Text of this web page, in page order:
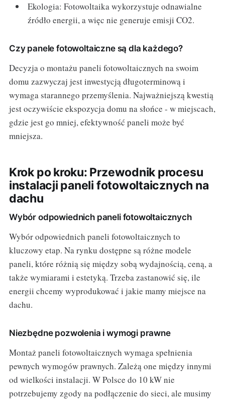
Ekologia: Fotowoltaika wykorzystuje odnawialne
źródło energii, a więc nie generuje emisji CO2.
Czy panele fotowoltaiczne są dla każdego?
Decyzja o montażu paneli fotowoltaicznych na swoim
domu zazwyczaj jest inwestycją długoterminową i
wymaga starannego przemyślenia. Najważniejszą kwestią
jest oczywiście ekspozycja domu na słońce - w miejscach,
gdzie jest go mniej, efektywność paneli może być
mniejsza.
Krok po kroku: Przewodnik procesu
instalacji paneli fotowoltaicznych na
dachu
Wybór odpowiednich paneli fotowoltaicznych
Wybór odpowiednich paneli fotowoltaicznych to
kluczowy etap. Na rynku dostępne są różne modele
paneli, które różnią się między sobą wydajnością, ceną, a
także wymiarami i estetyką. Trzeba zastanowić się, ile
energii chcemy wyprodukować i jakie mamy miejsce na
dachu.
Niezbędne pozwolenia i wymogi prawne
Montaż paneli fotowoltaicznych wymaga spełnienia
pewnych wymogów prawnych. Zależą one między innymi
od wielkości instalacji. W Polsce do 10 kW nie
potrzebujemy zgody na podłączenie do sieci, ale musimy